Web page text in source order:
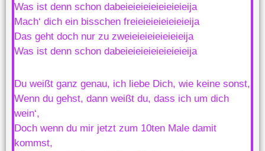
Was ist denn schon dabeieieieieieieieieija
Mach‘ dich ein bisschen freieieieieieieieija
Das geht doch nur zu zweieieieieieieieija
Was ist denn schon dabeieieieieieieieieija
Du weißt ganz genau, ich liebe Dich, wie keine sonst,
Wenn du gehst, dann weißt du, dass ich um dich
wein‘,
Doch wenn du mir jetzt zum 10ten Male damit
kommst,